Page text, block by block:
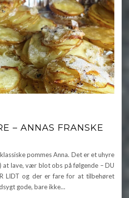
– ANNAS FRANSKE
pommes Anna. Det er et uhyre
at lave, vær blot obs på følgende – DU
LIDT og der er fare for at tilbehøret
gode, bare ikke…